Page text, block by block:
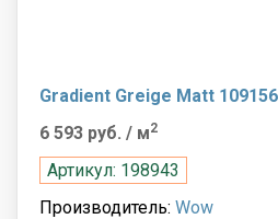
Gradient Greige Matt 109156
6 593 руб. / м2
Артикул: 198943
Производитель: Wow